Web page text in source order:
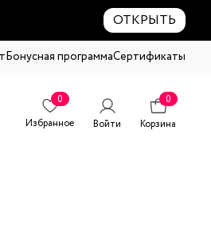
ОТКРЫТЬ
Бонусная программаСертификаты
0
Избранное
Войти
0
Корзина